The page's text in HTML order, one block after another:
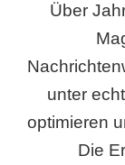
Über
unter
optimieren
Die